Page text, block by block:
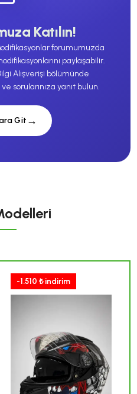
Katılın!
forumumuzda
paylaşabilir.
Alışverişi bölümünde
sorularınıza yanıt bulun.
Git
-1.510 ₺ indirim